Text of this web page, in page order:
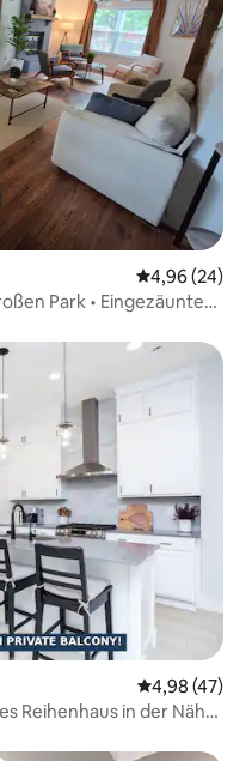
4,96 (24)
Park • Eingezäunter
4,98 (47)
Reihenhaus in der Nähe